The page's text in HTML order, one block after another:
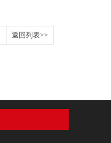
返回列表>>